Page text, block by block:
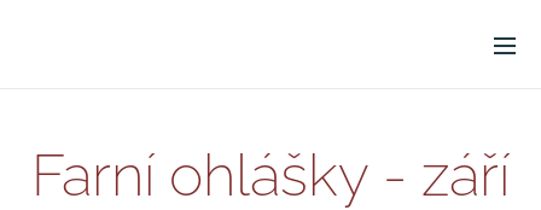
Farní ohlášky - září